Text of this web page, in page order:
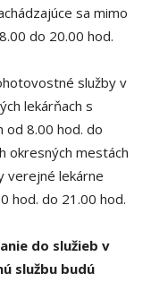
sa mimo
do 20.00 hod.
služby v
lekárňach s
od 8.00 hod. do
okresných mestách
verejné lekárne
hod. do 21.00 hod.
do služieb v
službu budú